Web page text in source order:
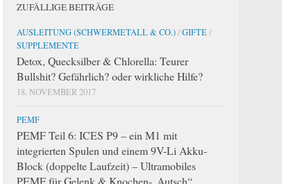
ZUFÄLLIGE BEITRÄGE
AUSLEITUNG (SCHWERMETALL & CO.)/GIFTE/
SUPPLEMENTE
Detox, Quecksilber & Chlorella: Teurer
Bullshit? Gefährlich? oder wirkliche Hilfe?
18. NOVEMBER 2017
PEMF
PEMF Teil 6: ICES P9 – ein M1 mit
integrierten Spulen und einem 9V-Li Akku-
Block (doppelte Laufzeit) – Ultramobiles
PEMF für Gelenk & Knochen-„Autsch“,